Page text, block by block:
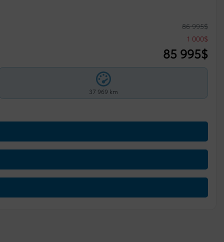
86 995$
1 000$
85 995$
37 969 km